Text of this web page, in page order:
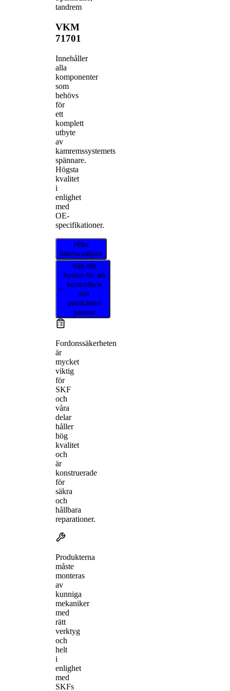
tandrem
VKM
71701
Innehåller
alla
komponenter
som
behövs
för
ett
komplett
utbyte
av
kamremssystemets
spännare.
Högsta
kvalitet
i
enlighet
med
OE-
specifikationer.
Hitta
återförsäljare
Välj ditt
fordon för att
kontrollera
om
produkten
passar
Fordonssäkerheten
är
mycket
viktig
för
SKF
och
våra
delar
håller
hög
kvalitet
och
är
konstruerade
för
säkra
och
hållbara
reparationer.
Produkterna
måste
monteras
av
kunniga
mekaniker
med
rätt
verktyg
och
helt
i
enlighet
med
SKFs